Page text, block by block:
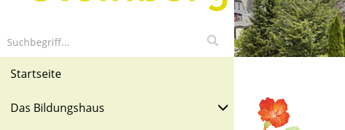
Startseite
Das Bildungshaus